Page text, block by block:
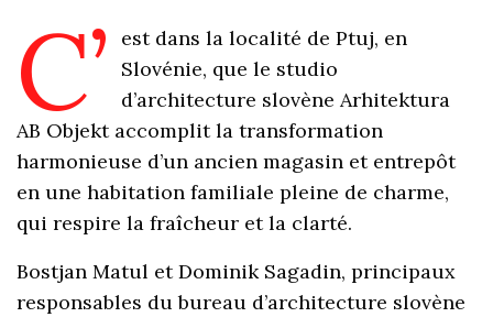
C’
est dans la localité de Ptuj, en
Slovénie, que le studio
d’architecture slovène Arhitektura
AB Objekt accomplit la transformation
harmonieuse d’un ancien magasin et entrepôt
en une habitation familiale pleine de charme,
qui respire la fraîcheur et la clarté.
Bostjan Matul et Dominik Sagadin, principaux
responsables du bureau d’architecture slovène